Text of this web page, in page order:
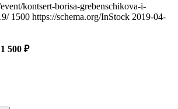
kontsert-borisa-grebenschikova-i-
1500 https://schema.org/InStock 2019-04-
500 ₽